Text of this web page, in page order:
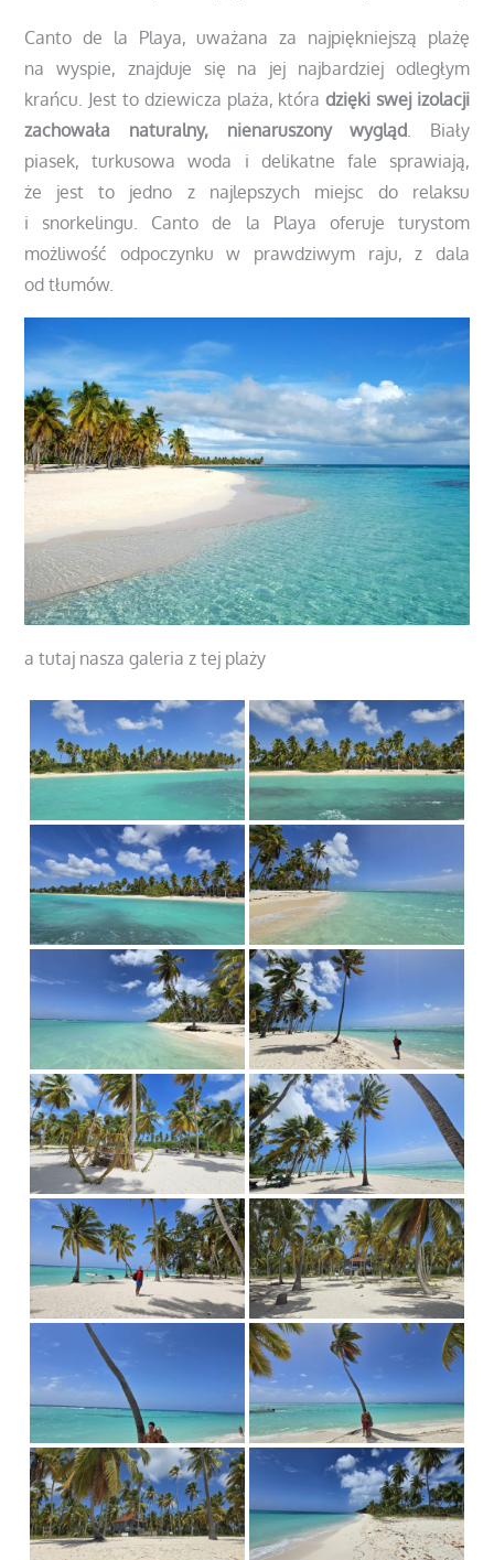
Canto de la Playa, uważana za najpiękniejszą plażę
na wyspie, znajduje się na jej najbardziej odległym
krańcu. Jest to dziewicza plaża, któradzięki swej izolacji
zachowała naturalny, nienaruszony wygląd . Biały
piasek, turkusowa woda i delikatne fale sprawiają,
że jest to jedno z najlepszych miejsc do relaksu
i snorkelingu. Canto de la Playa oferuje turystom
możliwość odpoczynku w prawdziwym raju, z dala
od tłumów.
a tutaj nasza galeria z tej plaży